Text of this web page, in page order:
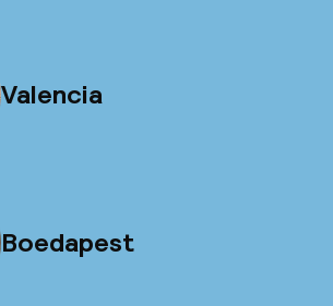
Valencia
Boedapest